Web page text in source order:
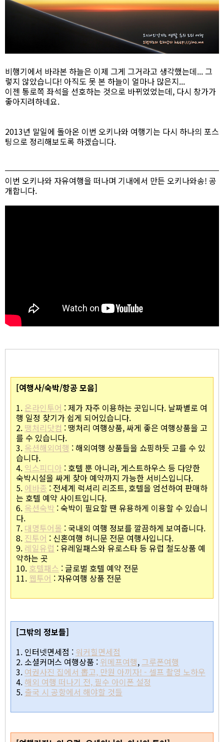
비행기에서 바라본 하늘은 이제 그게 그거라고 생각했는데... 그
렇지 않았습니다! 아직도 못 본 하늘이 얼마나 많은지...
이젠 통로쪽 좌석을 선호하는 것으로 바뀌었었는데, 다시 창가가
좋아지려하네요.
2013년 말일에 돌아온 이번 오키나와 여행기는 다시 하나의 포스
팅으로 정리해보도록 하겠습니다.
이번 오키나와 자유여행을 떠나며 기내에서 만든 오키나와송! 공
개합니다.
[여행사/숙박/항공 모음]
1. 온라인투어 : 제가 자주 이용하는 곳입니다. 날짜별로 여
행 일정 찾기가 쉽게 되어있습니다.
2. 땡처리닷컴 : 땡처리 여행상품, 싸게 좋은 여행상품을 고
를 수 있습니다.
3. 옥션해외여행 : 해외여행 상품들을 쇼핑하듯 고를 수 있
습니다.
4. 익스피디아 : 호텔 뿐 아니라, 게스트하우스 등 다양한
숙박시설을 싸게 찾아 예약까지 가능한 서비스입니다.
5. 에바종 : 전세계 럭셔리 리조트, 호텔을 엄선하여 판매하
는 호텔 예약 사이트입니다.
6. 옥션숙박 : 숙박이 필요할 땐 유용하게 이용할 수 있습니
다.
7. 대명투어몰 : 국내외 여행 정보를 깔끔하게 보여줍니다.
8. 진투어 : 신혼여행 허니문 전문 여행사입니다.
9. 레일유럽 : 유레일패스와 유로스타 등 유럽 철도상품 예
약하는 곳
10. 호텔패스 : 글로벌 호텔 예약 전문
11. 웹투어 : 자유여행 상품 전문
[그밖의 정보들]
1. 인터넷면세점 : 워커힐면세점
2. 소셜커머스 여행상품 : 위메프여행, 그루폰여행
3. 여권사진 집에서 뽑고, 만원 아끼자! - 셀프 촬영 노하우
4. 해외 여행 떠나기 전, 필수 아이폰 설정
5. 출국 시 공항에서 해야할 것들